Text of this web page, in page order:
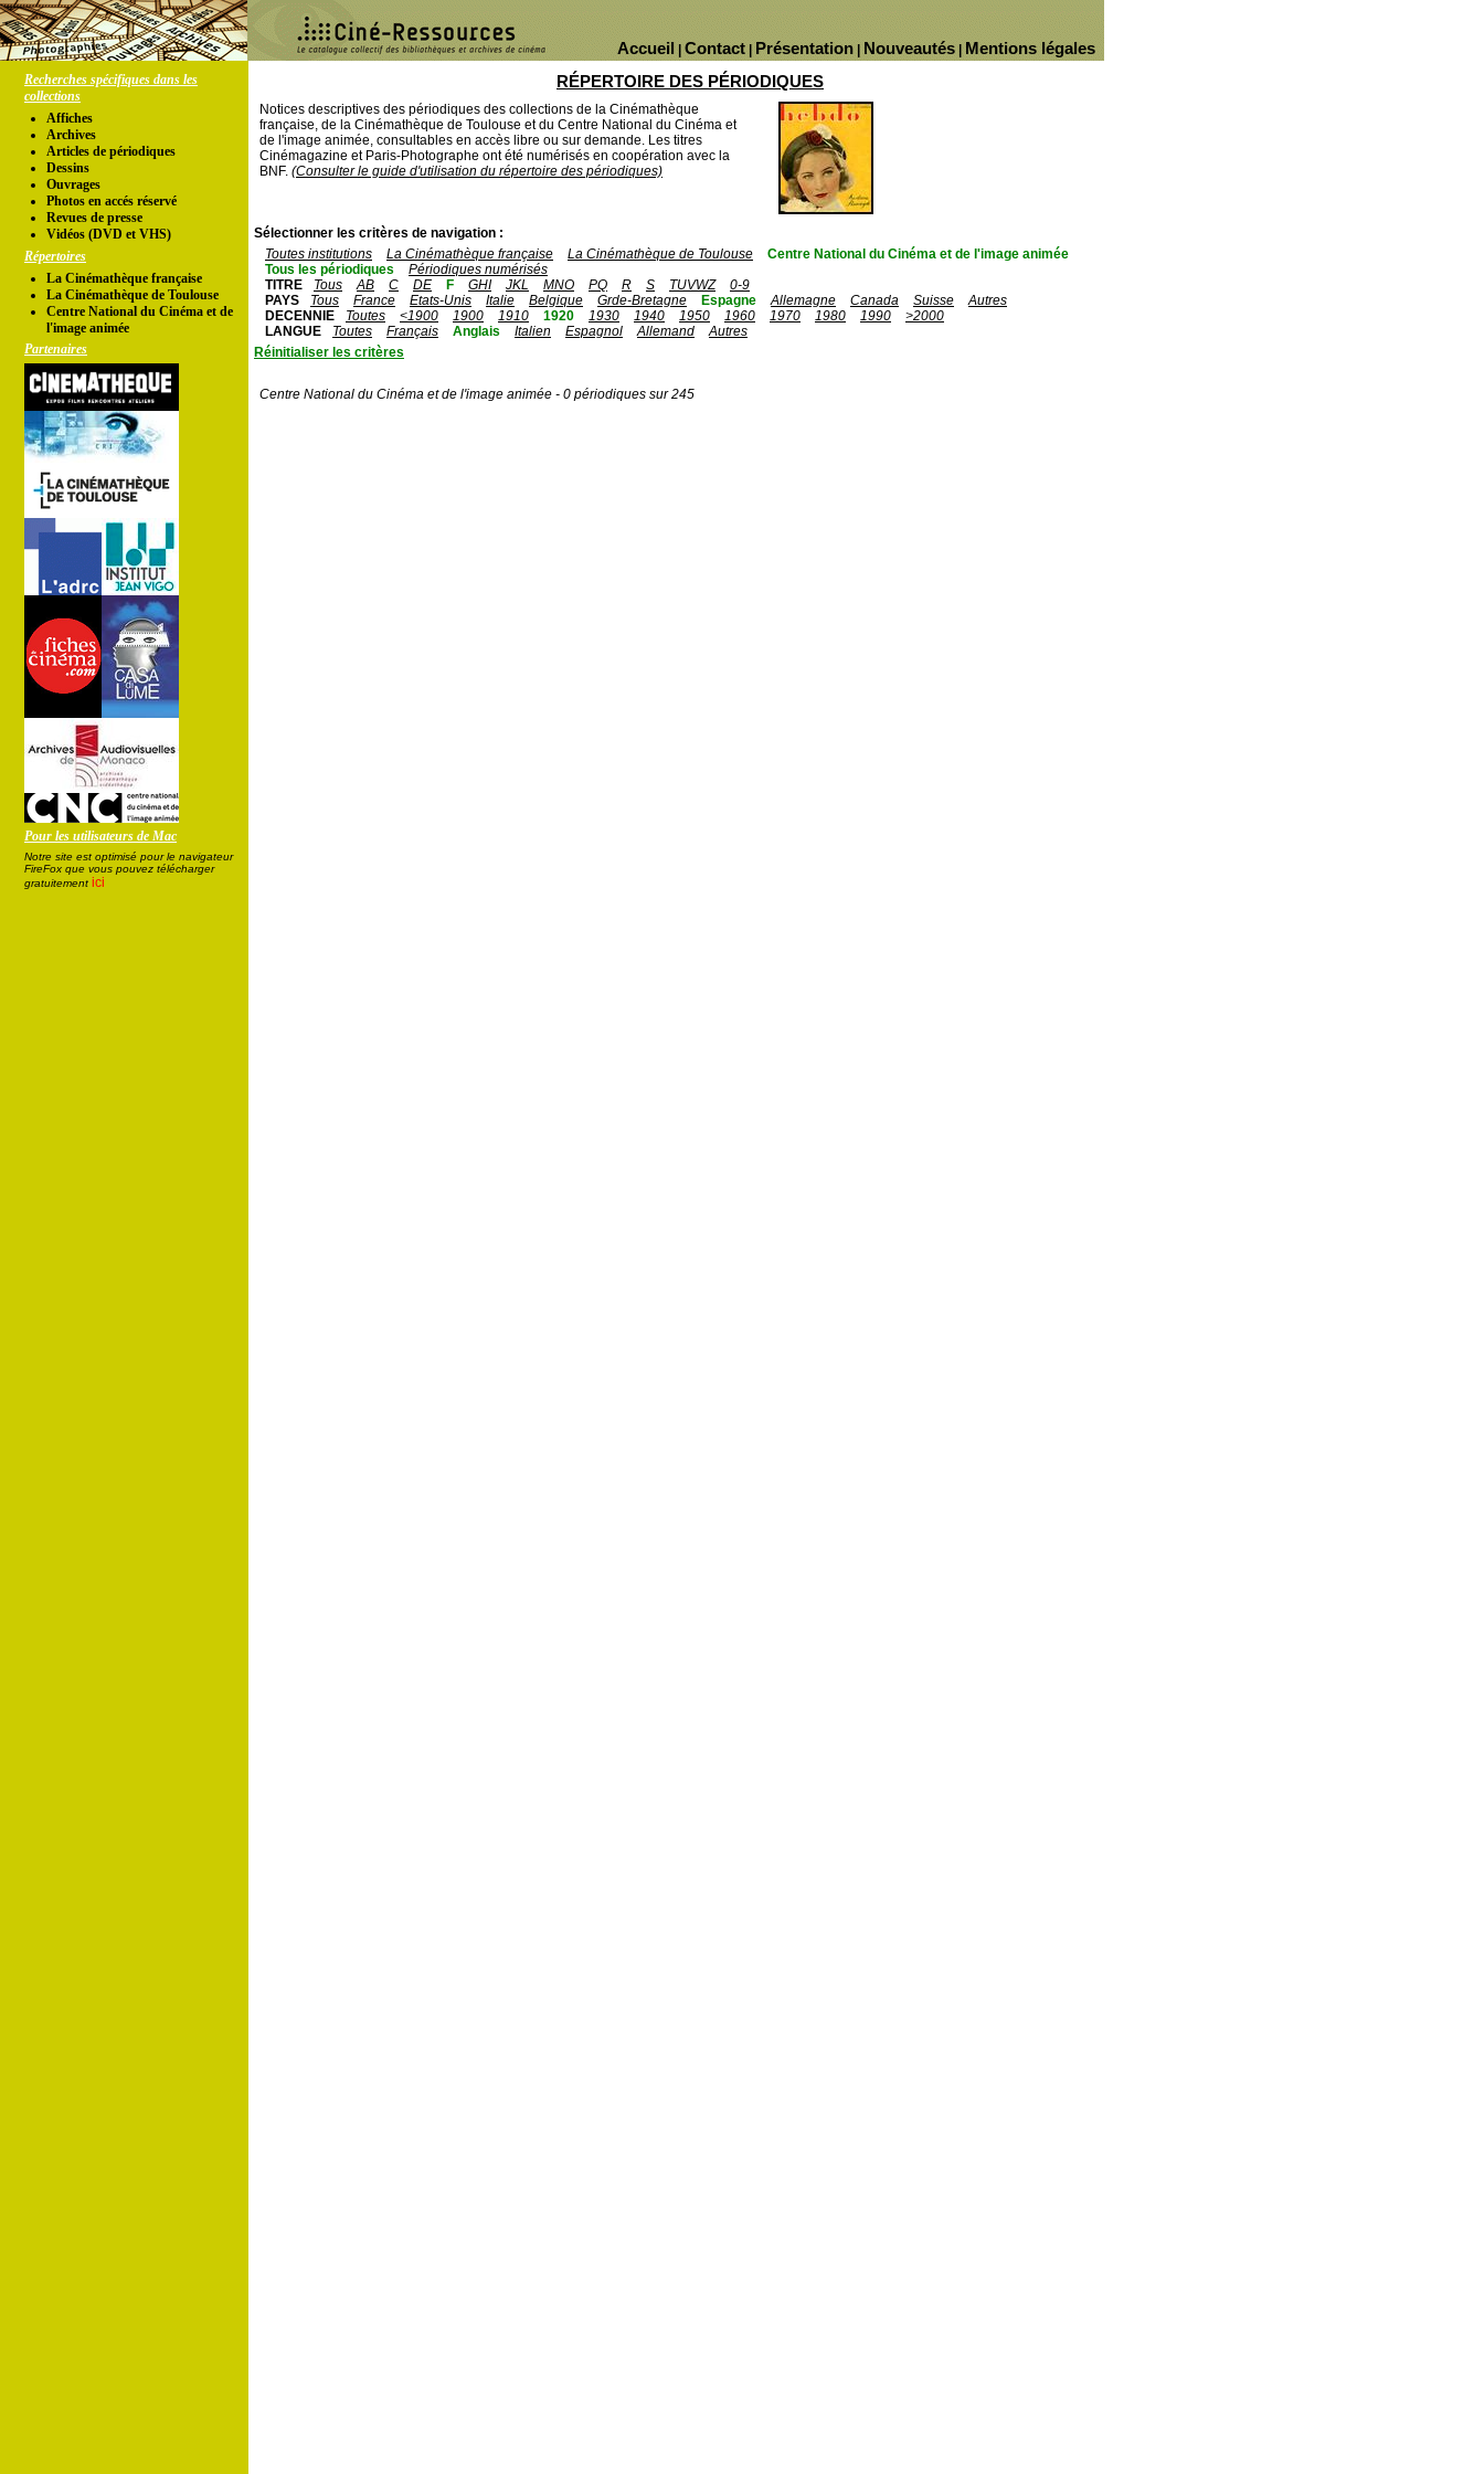
Mentions légales
Nouveautés
Présentation
Contact
Accueil
Recherches spécifiques dans les
collections
Affiches
Archives
Articles de périodiques
Dessins
Ouvrages
Photos en accés réservé
Revues de presse
Vidéos (DVD et VHS)
Répertoires
La Cinémathèque française
La Cinémathèque de Toulouse
Centre National du Cinéma et de
l'image animée
Partenaires
Pour les utilisateurs de Mac
Notre site est optimisé pour le navigateur
FireFox que vous pouvez télécharger
gratuitement ici
RÉPERTOIRE DES PÉRIODIQUES
Notices descriptives des périodiques des collections de la Cinémathèque
française, de la Cinémathèque de Toulouse et du Centre National du Cinéma et
de l'image animée, consultables en accès libre ou sur demande. Les titres
Cinémagazine et Paris-Photographe ont été numérisés en coopération avec la
BNF. (Consulter le guide d'utilisation du répertoire des périodiques)
Sélectionner les critères de navigation :
Toutes institutions
La Cinémathèque française La Cinémathèque de Toulouse
Centre National du Cinéma et de l'image animée
Tous les périodiques
Périodiques numérisés
TITRE
Tous AB C DE F GHI JKL MNO PQ R S TUVWZ
0-9
PAYS
Tous France Etats-Unis Italie Belgique Grde-Bretagne Espagne Allemagne Canada Suisse
Autres
DECENNIE
Toutes <1900 1900 1910 1920 1930 1940 1950 1960 1970 1980 1990
>2000
LANGUE
Toutes Français Anglais Italien Espagnol Allemand
Autres
Réinitialiser les critères
Centre National du Cinéma et de l'image animée - 0 périodiques sur 245